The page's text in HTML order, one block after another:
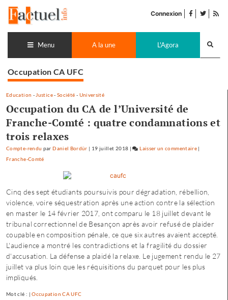
contenu
Connexion facebook
twitter
Menu A la une L'Agora
Occupation CA UFC
Education - Justice- Société - Université
Occupation du CA de l’Université de
Franche-Comté : quatre condamnations et
trois relaxes
Compte-rendu parDaniel Bordür | 19 juillet 2018 | Laisser un commentaire on
de
l’Université
de
Franche-
Comté
:
quatre
|
Franche-Comté
Cinq des sept étudiants poursuivis pour dégradation, rébellion,
violence, voire séquestration après une action contre la sélection
en master le 14 février 2017, ont comparu le 18 juillet devant le
tribunal correctionnel de Besançon après avoir refusé de plaider
coupable en composition pénale, ce que six autres avaient accepté.
L'audience a montré les contradictions et la fragilité du dossier
d'accusation. La défense a plaidé la relaxe. Le jugement rendu le 27
juillet va plus loin que les réquisitions du parquet pour les plus
impliqués.
Mot clé : |Occupation CA UFC